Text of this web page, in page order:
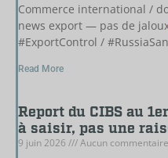
Commerce international /
news export — pas de
#ExportControl /
Read More
Report du CIBS au
à saisir, pas une
9 juin 2026 Aucun commentaire